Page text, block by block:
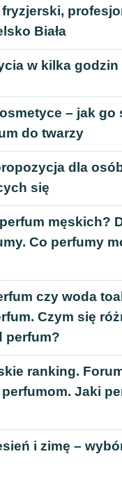
Biała
w kilka godzin
– jak go
do twarzy
dla
się
męskich?
Co perfumy
czy woda
Czym się
perfum?
ranking.
Jaki
i zimę –